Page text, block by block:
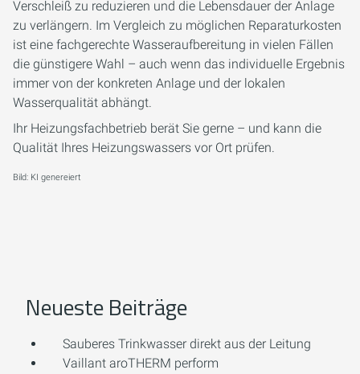
Verschleiß zu reduzieren und die Lebensdauer der Anlage
zu verlängern. Im Vergleich zu möglichen Reparaturkosten
ist eine fachgerechte Wasseraufbereitung in vielen Fällen
die günstigere Wahl – auch wenn das individuelle Ergebnis
immer von der konkreten Anlage und der lokalen
Wasserqualität abhängt.
Ihr Heizungsfachbetrieb berät Sie gerne – und kann die
Qualität Ihres Heizungswassers vor Ort prüfen.
Bild: KI genereiert
Neueste Beiträge
Sauberes Trinkwasser direkt aus der Leitung
Vaillant aroTHERM perform